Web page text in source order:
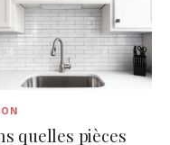
quelles pièces